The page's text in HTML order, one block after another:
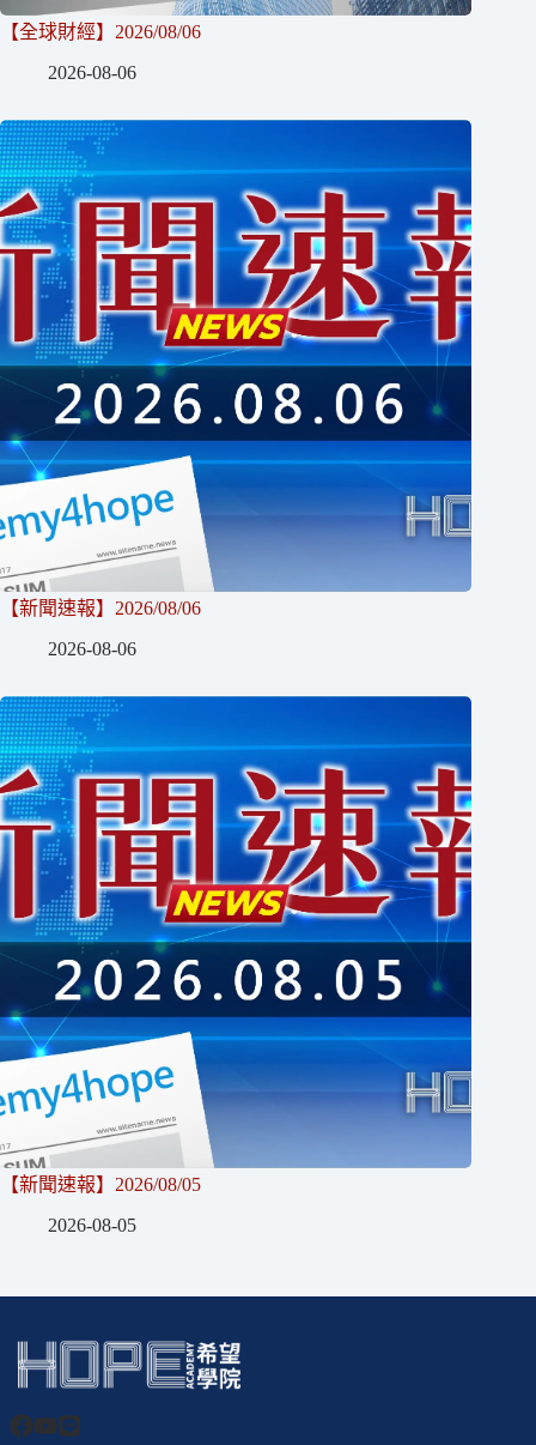
【全球財經】2026/08/06
2026-08-06
【新聞速報】2026/08/06
2026-08-06
【新聞速報】2026/08/05
2026-08-05